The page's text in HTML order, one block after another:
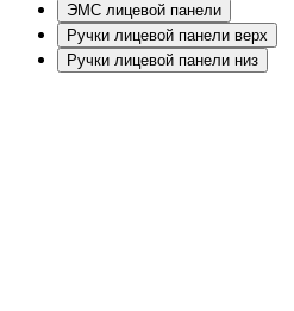
ЭМС лицевой панели
Ручки лицевой панели верх
Ручки лицевой панели низ